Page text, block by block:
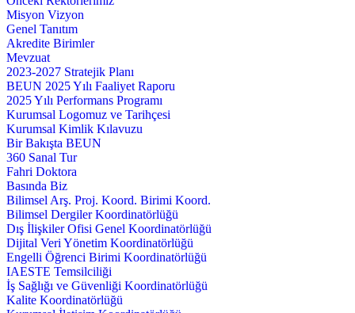
Misyon Vizyon
Genel Tanıtım
Akredite Birimler
Mevzuat
2023-2027 Stratejik Planı
BEUN 2025 Yılı Faaliyet Raporu
2025 Yılı Performans Programı
Kurumsal Logomuz ve Tarihçesi
Kurumsal Kimlik Kılavuzu
Bir Bakışta BEUN
360 Sanal Tur
Fahri Doktora
Basında Biz
Bilimsel Arş. Proj. Koord. Birimi Koord.
Bilimsel Dergiler Koordinatörlüğü
Dış İlişkiler Ofisi Genel Koordinatörlüğü
Dijital Veri Yönetim Koordinatörlüğü
Engelli Öğrenci Birimi Koordinatörlüğü
IAESTE Temsilciliği
İş Sağlığı ve Güvenliği Koordinatörlüğü
Kalite Koordinatörlüğü